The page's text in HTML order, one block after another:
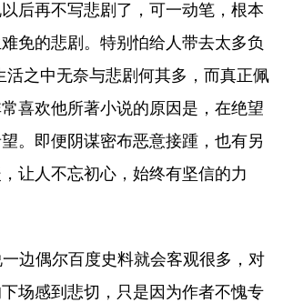
后再不写悲剧了，可一动笔，根本
免的悲剧。特别怕给人带去太多负
活之中无奈与悲剧何其多，而真正佩
喜欢他所著小说的原因是，在绝望
。即便阴谋密布恶意接踵，也有另
让人不忘初心，始终有坚信的力
边偶尔百度史料就会客观很多，对
场感到悲切，只是因为作者不愧专